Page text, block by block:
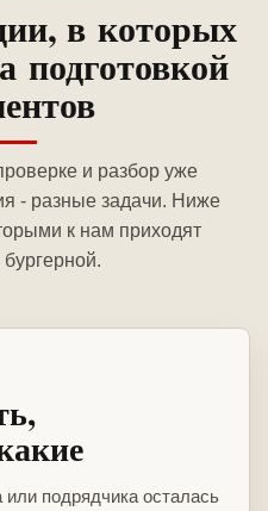
в которых
подготовкой
и разбор уже
- разные задачи. Ниже
к нам приходят
подрядчика осталась